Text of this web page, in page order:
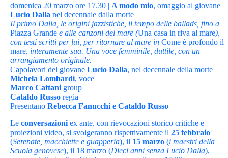
domenica 20 marzo ore 17.30 | A modo mio, omaggio al giovane
Lucio Dalla nel decennale dalla morte
Il primo Dalla, le origini jazzistiche, il tempo delle ballads, fino a
Piazza Grande e alle canzoni del mare (Una casa in riva al mare),
con testi scritti per lui, per ritornare al mare in Come è profondo il
mare , interamente sua. Una voce femminile, duttile, con un
arrangiamento originale.
Capolavori del giovane Lucio Dalla, nel decennale della morte
Michela Lombardi, voce
Marco Cattani group
Cataldo Russo regia
Presentano Rebecca Fanucchi e Cataldo Russo
Le conversazioni ex ante, con rievocazioni storico critiche e
proiezioni video, si svolgeranno rispettivamente il 25 febbraio
(Serenate, macchiette e guapperia), il 15 marzo (i maestri della
Scuola genovese), il 18 marzo (Dieci anni senza Lucio Dalla),